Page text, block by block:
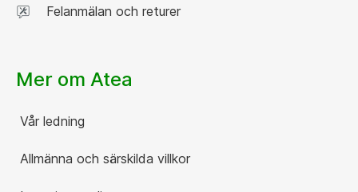
Felanmälan och returer
Mer om Atea
Vår ledning
Allmänna och särskilda villkor